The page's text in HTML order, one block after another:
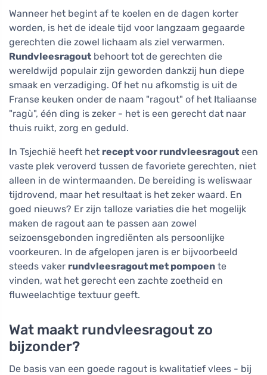
Wanneer het begint af te koelen en de dagen korter
worden, is het de ideale tijd voor langzaam gegaarde
gerechten die zowel lichaam als ziel verwarmen.
Rundvleesragout behoort tot de gerechten die
wereldwijd populair zijn geworden dankzij hun diepe
smaak en verzadiging. Of het nu afkomstig is uit de
Franse keuken onder de naam "ragout" of het Italiaanse
"ragù", één ding is zeker - het is een gerecht dat naar
thuis ruikt, zorg en geduld.
In Tsjechië heeft het recept voor rundvleesragout een
vaste plek veroverd tussen de favoriete gerechten, niet
alleen in de wintermaanden. De bereiding is weliswaar
tijdrovend, maar het resultaat is het zeker waard. En
goed nieuws? Er zijn talloze variaties die het mogelijk
maken de ragout aan te passen aan zowel
seizoensgebonden ingrediënten als persoonlijke
voorkeuren. In de afgelopen jaren is er bijvoorbeeld
steeds vaker rundvleesragout met pompoen te
vinden, wat het gerecht een zachte zoetheid en
fluweelachtige textuur geeft.
Wat maakt rundvleesragout zo
bijzonder?
De basis van een goede ragout is kwalitatief vlees - bij